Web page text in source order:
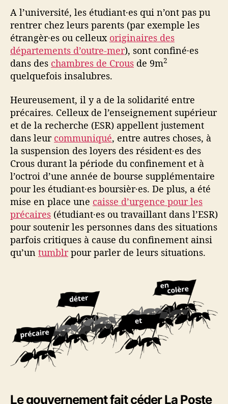
A l’université, les étudiant·es qui n’ont pas pu
rentrer chez leurs parents (par exemple les
étrangèr·es ou celleux originaires des
départements d’outre-mer), sont confiné·es
dans des chambres de Crous de 9m2
quelquefois insalubres.
Heureusement, il y a de la solidarité entre
précaires. Celleux de l’enseignement supérieur
et de la recherche (ESR) appellent justement
dans leur communiqué, entre autres choses, à
la suspension des loyers des résident·es des
Crous durant la période du confinement et à
l’octroi d’une année de bourse supplémentaire
pour les étudiant·es boursièr·es. De plus, a été
mise en place une caisse d’urgence pour les
précaires (étudiant·es ou travaillant dans l’ESR)
pour soutenir les personnes dans des situations
parfois critiques à cause du confinement ainsi
qu’un tumblrpour parler de leurs situations.
Le gouvernement fait céder La Poste